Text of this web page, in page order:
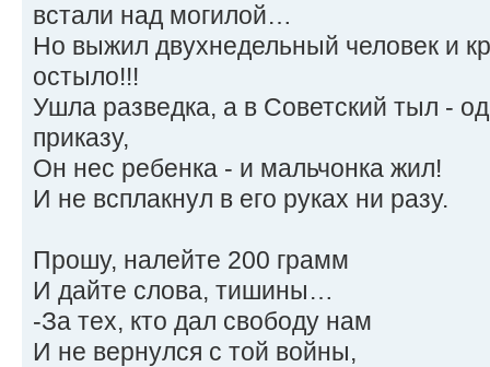
встали над могилой…
Но выжил двухнедельный человек и
остыло!!!
Ушла разведка, а в Советский тыл -
приказу,
Он нес ребенка - и мальчонка жил!
И не всплакнул в его руках ни разу.
Прошу, налейте 200 грамм
И дайте слова, тишины…
-За тех, кто дал свободу нам
И не вернулся с той войны,